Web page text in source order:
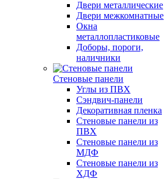
Двери металлические
Двери межкомнатные
Окна
металлопластиковые
Доборы, пороги,
наличники
Стеновые панели
Углы из ПВХ
Сэндвич-панели
Декоративная пленка
Стеновые панели из
ПВХ
Стеновые панели из
МДФ
Стеновые панели из
ХДФ